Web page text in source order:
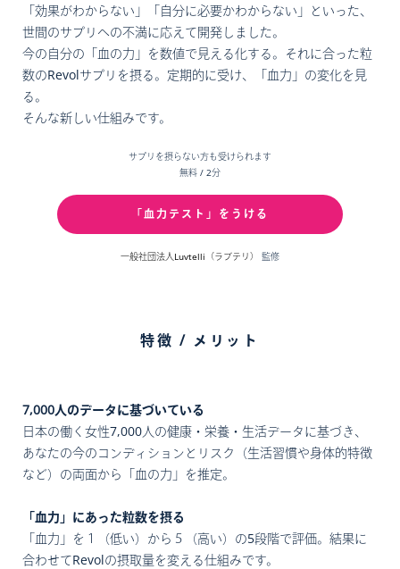
「効果がわからない」「自分に必要かわからない」といった、
世間のサプリへの不満に応えて開発しました。
今の自分の「血の力」を数値で見える化する。それに合った粒
数のRevolサプリを摂る。定期的に受け、「血力」の変化を見
る。
そんな新しい仕組みです。
サプリを摂らない方も受けられます
無料 / 2分
「血力テスト」をうける
一般社団法人Luvtelli（ラブテリ） 監修
特徴 / メリット
7,000人のデータに基づいている
日本の働く女性7,000人の健康・栄養・生活データに基づき、
あなたの今のコンディションとリスク（生活習慣や身体的特徴
など）の両面から「血の力」を推定。
「血力」にあった粒数を摂る
「血力」を１（低い）から５（高い）の5段階で評価。結果に
合わせてRevolの摂取量を変える仕組みです。